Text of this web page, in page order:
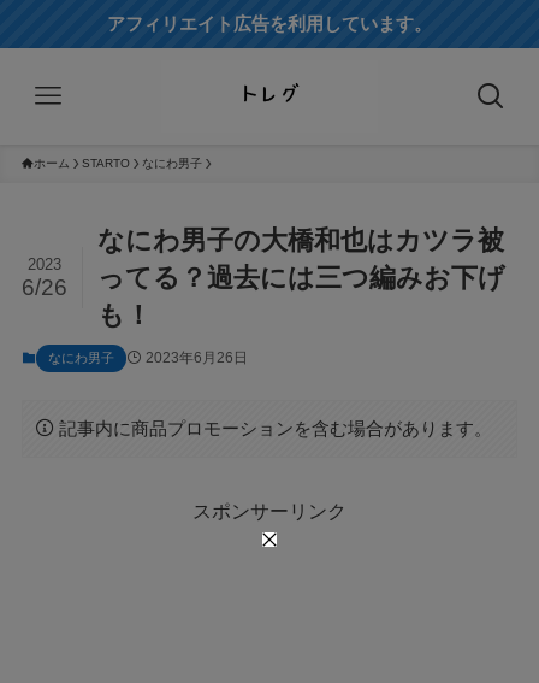
アフィリエイト広告を利用しています。
ホーム STARTO なにわ男子
なにわ男子の大橋和也はカツラ被
ってる？過去には三つ編みお下げ
も！
2023
6/26
なにわ男子 2023年6月26日
記事内に商品プロモーションを含む場合があります。
スポンサーリンク